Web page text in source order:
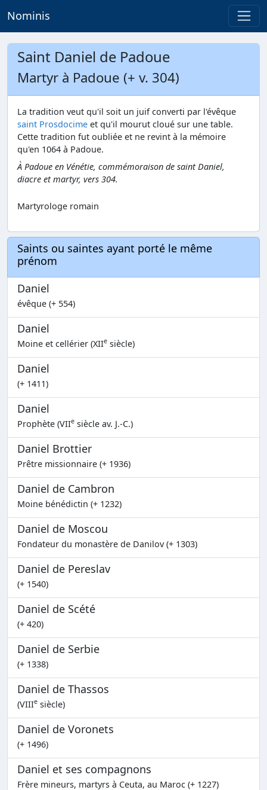
Nominis
Saint Daniel de Padoue
Martyr à Padoue (+ v. 304)
La tradition veut qu'il soit un juif converti par l'évêque
saint Prosdocime et qu'il mourut cloué sur une table.
Cette tradition fut oubliée et ne revint à la mémoire
qu'en 1064 à Padoue.
À Padoue en Vénétie, commémoraison de saint Daniel,
diacre et martyr, vers 304.
Martyrologe romain
Saints ou saintes ayant porté le même
prénom
Daniel
évêque (+ 554)
Daniel
Moine et cellérier (XIIe siècle)
Daniel
(+ 1411)
Daniel
Prophète (VIIe siècle av. J.-C.)
Daniel Brottier
Prêtre missionnaire (+ 1936)
Daniel de Cambron
Moine bénédictin (+ 1232)
Daniel de Moscou
Fondateur du monastère de Danilov (+ 1303)
Daniel de Pereslav
(+ 1540)
Daniel de Scété
(+ 420)
Daniel de Serbie
(+ 1338)
Daniel de Thassos
(VIIIe siècle)
Daniel de Voronets
(+ 1496)
Daniel et ses compagnons
Frère mineurs, martyrs à Ceuta, au Maroc (+ 1227)